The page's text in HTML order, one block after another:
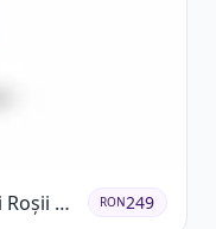
și
RON249